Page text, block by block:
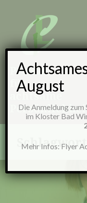
springen
Praxis
für
achtsame
August
Die Anmeldung zum
im Kloster Bad
Mehr Infos: Flyer